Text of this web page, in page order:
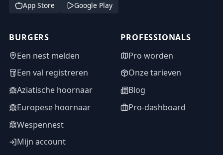
App Store Google Play
BURGERS
Een nest melden
Een val registreren
Aziatische hoornaar
Europese hoornaar
Wespennest
Mijn account
PROFESSIONALS
Pro worden
Onze tarieven
Blog
Pro-dashboard